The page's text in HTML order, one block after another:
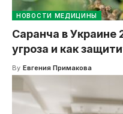
НОВОСТИ МЕДИЦИНЫ
Саранча в Украине
угроза и как
By Евгения Примакова